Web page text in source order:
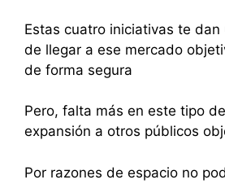
Estas cuatro iniciativas te
de llegar a ese mercado
de forma segura
Pero, falta más en este tipo
expansión a otros públicos
Por razones de espacio no